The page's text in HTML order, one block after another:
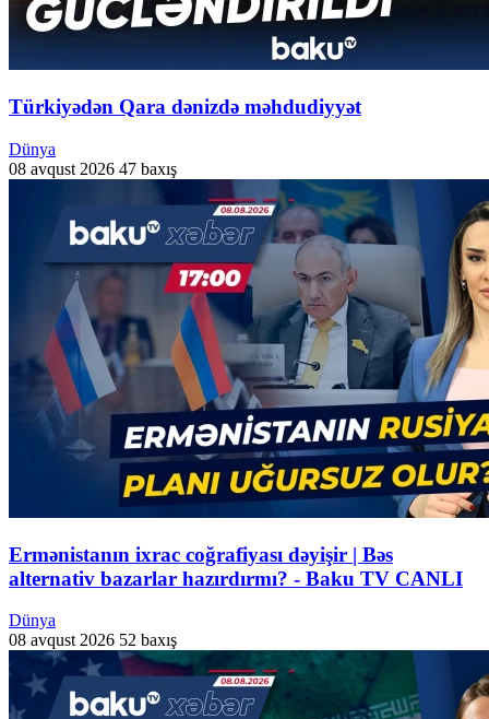
Türkiyədən Qara dənizdə məhdudiyyət
Dünya
08 avqust 2026 47 baxış
Ermənistanın ixrac coğrafiyası dəyişir | Bəs
alternativ bazarlar hazırdırmı? - Baku TV CANLI
Dünya
08 avqust 2026 52 baxış